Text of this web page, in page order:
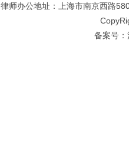
律师办公地址：上海市南京西路
备案号：